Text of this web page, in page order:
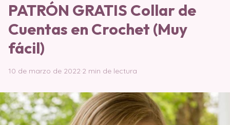
PATRÓN GRATIS Collar de
Cuentas en Crochet (Muy
fácil)
10 de marzo de 2022·2 min de lectura